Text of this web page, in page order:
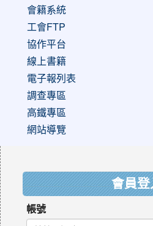
會籍系統
工會FTP
協作平台
線上書籍
電子報列表
調查專區
高鐵專區
網站導覽
會員登
帳號